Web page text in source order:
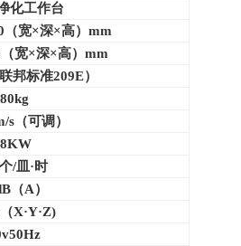
化工作台
（宽×深×高）mm
宽×深×高）mm
邦标准209E）
s（可调）
/皿·时
（A）
X·Y·Z)